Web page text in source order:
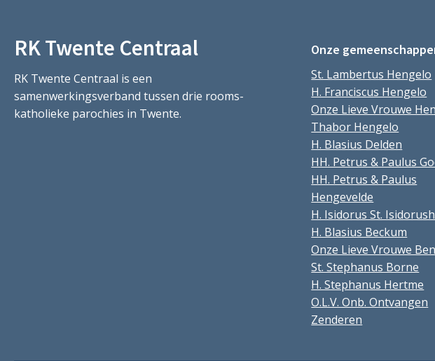
RK Twente Centraal
RK Twente Centraal is een
samenwerkingsverband tussen drie rooms-
katholieke parochies in Twente.
Onze
St. Lambertus Hengelo
H. Franciscus Hengelo
Onze Lieve Vrouwe
Thabor Hengelo
H. Blasius Delden
HH. Petrus & Paulus
HH. Petrus & Paulus
Hengevelde
H. Isidorus St.
H. Blasius Beckum
Onze Lieve Vrouwe
St. Stephanus Borne
H. Stephanus Hertme
O.L.V. Onb. Ontvangen
Zenderen